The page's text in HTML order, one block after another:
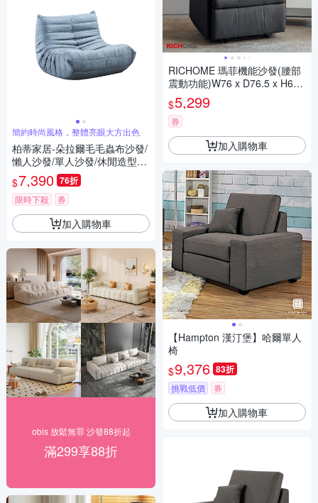
簡約時尚風格，整體亮眼大方出色
柏蒂家居-朵拉爾毛毛蟲布沙發/
懶人沙發/單人沙發/休閒造型
椅-灰色
$7,390 76折
限時下殺 券
加入購物車
obis 放鬆無罪 沙發88折起
滿299享88折
RICHOME 瑪菲機能沙發(腰部
震動功能)W76 x D76.5 x H60C
M
$5,299
券
加入購物車
【Hampton 漢汀堡】哈爾單人
椅
$9,376 83折
挑戰低價 券
加入購物車